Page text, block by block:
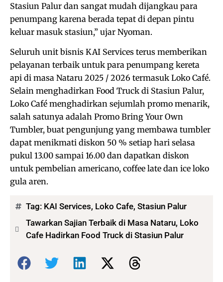
Stasiun Palur dan sangat mudah dijangkau para
penumpang karena berada tepat di depan pintu
keluar masuk stasiun,” ujar Nyoman.
Seluruh unit bisnis KAI Services terus memberikan
pelayanan terbaik untuk para penumpang kereta
api di masa Nataru 2025 / 2026 termasuk Loko Café.
Selain menghadirkan Food Truck di Stasiun Palur,
Loko Café menghadirkan sejumlah promo menarik,
salah satunya adalah Promo Bring Your Own
Tumbler, buat pengunjung yang membawa tumbler
dapat menikmati diskon 50 % setiap hari selasa
pukul 13.00 sampai 16.00 dan dapatkan diskon
untuk pembelian americano, coffee late dan ice loko
gula aren.
Tag: KAI Services, Loko Cafe, Stasiun Palur
Tawarkan Sajian Terbaik di Masa Nataru, Loko
Cafe Hadirkan Food Truck di Stasiun Palur
Bagikan: